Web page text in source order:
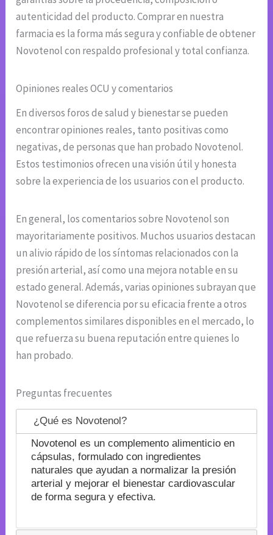
autenticidad del producto. Comprar en nuestra
farmacia es la forma más segura y confiable de obtener
Novotenol con respaldo profesional y total confianza.
Opiniones reales OCU y comentarios
En diversos foros de salud y bienestar se pueden
encontrar opiniones reales, tanto positivas como
negativas, de personas que han probado Novotenol.
Estos testimonios ofrecen una visión útil y honesta
sobre la experiencia de los usuarios con el producto.
En general, los comentarios sobre Novotenol son
mayoritariamente positivos. Muchos usuarios destacan
un alivio rápido de los síntomas relacionados con la
presión arterial, así como una mejora notable en su
estado general. Además, varias opiniones subrayan que
Novotenol se diferencia por su eficacia frente a otros
complementos similares disponibles en el mercado, lo
que refuerza su buena reputación entre quienes lo
han probado.
Preguntas frecuentes
¿Qué es Novotenol?
Novotenol es un complemento alimenticio en
cápsulas, formulado con ingredientes
naturales que ayudan a normalizar la presión
arterial y mejorar el bienestar cardiovascular
de forma segura y efectiva.